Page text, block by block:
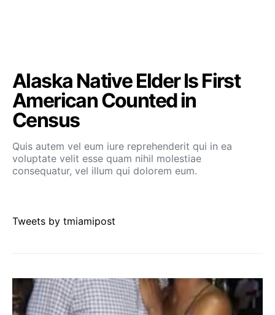
Alaska Native Elder Is First
American Counted in
Census
Quis autem vel eum iure reprehenderit qui in ea
voluptate velit esse quam nihil molestiae
consequatur, vel illum qui dolorem eum.
Tweets by tmiamipost